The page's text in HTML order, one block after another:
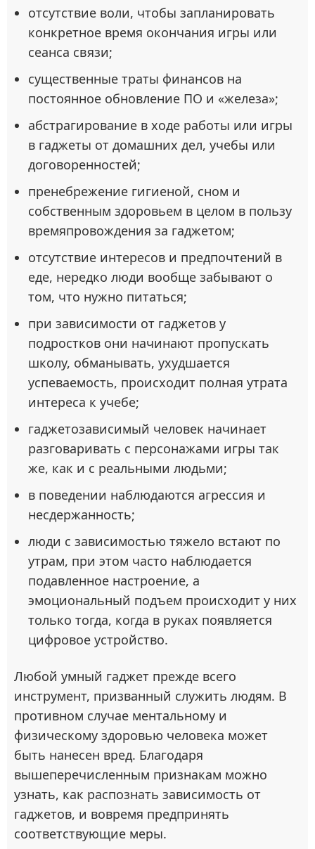
отсутствие воли, чтобы запланировать
конкретное время окончания игры или
сеанса связи;
существенные траты финансов на
постоянное обновление ПО и «железа»;
абстрагирование в ходе работы или игры
в гаджеты от домашних дел, учебы или
договоренностей;
пренебрежение гигиеной, сном и
собственным здоровьем в целом в пользу
времяпровождения за гаджетом;
отсутствие интересов и предпочтений в
еде, нередко люди вообще забывают о
том, что нужно питаться;
при зависимости от гаджетов у
подростков они начинают пропускать
школу, обманывать, ухудшается
успеваемость, происходит полная утрата
интереса к учебе;
гаджетозависимый человек начинает
разговаривать с персонажами игры так
же, как и с реальными людьми;
в поведении наблюдаются агрессия и
несдержанность;
люди с зависимостью тяжело встают по
утрам, при этом часто наблюдается
подавленное настроение, а
эмоциональный подъем происходит у них
только тогда, когда в руках появляется
цифровое устройство.
Любой умный гаджет прежде всего
инструмент, призванный служить людям. В
противном случае ментальному и
физическому здоровью человека может
быть нанесен вред. Благодаря
вышеперечисленным признакам можно
узнать, как распознать зависимость от
гаджетов, и вовремя предпринять
соответствующие меры.